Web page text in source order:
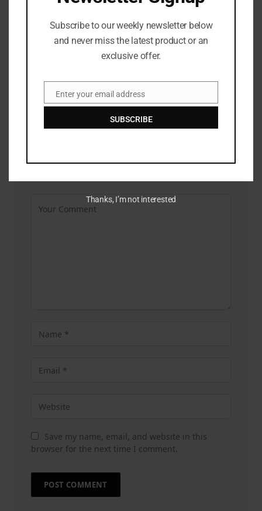
Saudi harus mengakui Israel atas kesepakatan nuklirnya, kata
Save my name, email, and website in this
browser for the next time I comment.
Subscribe to our weekly newsletter below
and never miss the latest product or an
exclusive offer.
EmailEnter your email address
SUBSCRIBE
Thanks, I’m not interested